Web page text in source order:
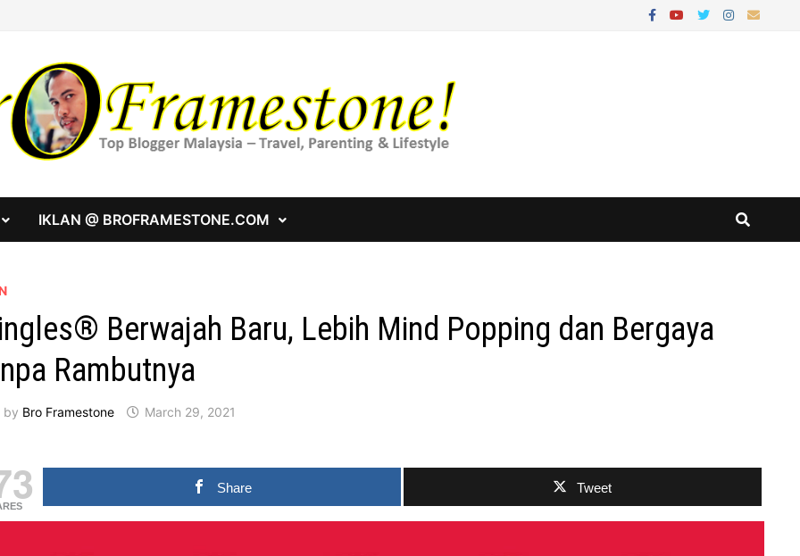
IKLAN @ BROFRAMESTONE.COM
Berwajah Baru, Lebih Mind Popping dan Bergaya
Rambutnya
by Bro Framestone March 29, 2021
Share Tweet